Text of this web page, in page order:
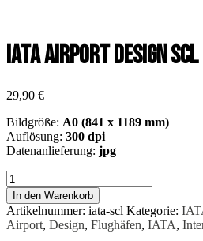
IATA Airport Design SCL
29,90 €
Bildgröße: A0 (841 x 1189 mm)
Auflösung: 300 dpi
Datenanlieferung: jpg
IATA
Airport
Design
SCL
Menge
In den Warenkorb
Artikelnummer: iata-scl Kategorie:
Airport, Design, Flughäfen, IATA,